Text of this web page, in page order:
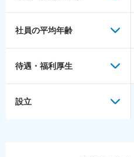
社員の平均年齢
待遇・福利厚生
設立